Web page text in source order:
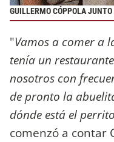
GUILLERMO CÓPPOLA
"Vamos a comer a
tenía un
nosotros con
de pronto la
dónde está el
comenzó a contar